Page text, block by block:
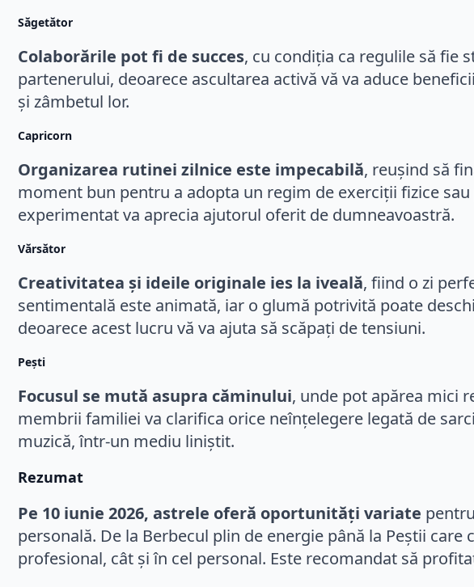
Săgetător
Colaborările pot fi de succes, cu condiția ca regulile să fie
partenerului, deoarece ascultarea activă vă va aduce
și zâmbetul lor.
Capricorn
Organizarea rutinei zilnice este impecabilă, reușind să
moment bun pentru a adopta un regim de exerciții fizice
experimentat va aprecia ajutorul oferit de dumneavoastră.
Vărsător
Creativitatea și ideile originale ies la iveală, fiind o zi
sentimentală este animată, iar o glumă potrivită poate
deoarece acest lucru vă va ajuta să scăpați de tensiuni.
Pești
Focusul se mută asupra căminului, unde pot apărea mici
membrii familiei va clarifica orice neînțelegere legată de
muzică, într-un mediu liniștit.
Rezumat
Pe 10 iunie 2026, astrele oferă oportunități variate
personală. De la Berbecul plin de energie până la Peștii
profesional, cât și în cel personal. Este recomandat să